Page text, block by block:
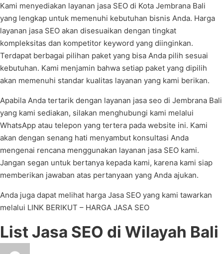
Kami menyediakan layanan jasa SEO di Kota Jembrana Bali
yang lengkap untuk memenuhi kebutuhan bisnis Anda. Harga
layanan jasa SEO akan disesuaikan dengan tingkat
kompleksitas dan kompetitor keyword yang diinginkan.
Terdapat berbagai pilihan paket yang bisa Anda pilih sesuai
kebutuhan. Kami menjamin bahwa setiap paket yang dipilih
akan memenuhi standar kualitas layanan yang kami berikan.
Apabila Anda tertarik dengan layanan jasa seo di Jembrana Bali
yang kami sediakan, silakan menghubungi kami melalui
WhatsApp atau telepon yang tertera pada website ini. Kami
akan dengan senang hati menyambut konsultasi Anda
mengenai rencana menggunakan layanan jasa SEO kami.
Jangan segan untuk bertanya kepada kami, karena kami siap
memberikan jawaban atas pertanyaan yang Anda ajukan.
Anda juga dapat melihat harga Jasa SEO yang kami tawarkan
melalui LINK BERIKUT – HARGA JASA SEO
List Jasa SEO di Wilayah Bali